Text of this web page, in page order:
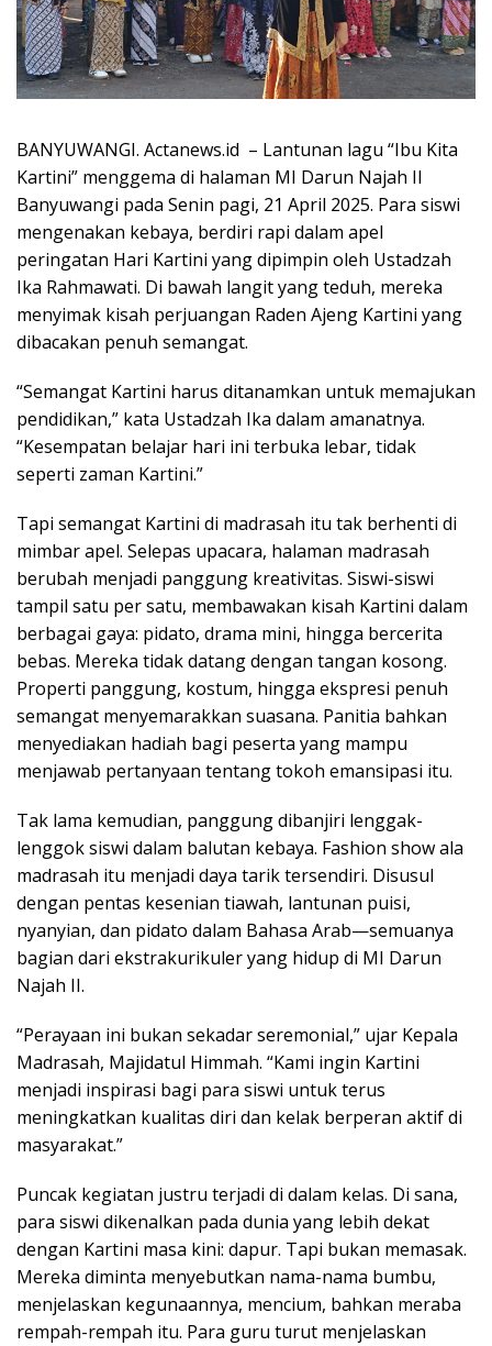
BANYUWANGI. Actanews.id – Lantunan lagu “Ibu Kita
Kartini” menggema di halaman MI Darun Najah II
Banyuwangi pada Senin pagi, 21 April 2025. Para siswi
mengenakan kebaya, berdiri rapi dalam apel
peringatan Hari Kartini yang dipimpin oleh Ustadzah
Ika Rahmawati. Di bawah langit yang teduh, mereka
menyimak kisah perjuangan Raden Ajeng Kartini yang
dibacakan penuh semangat.
“Semangat Kartini harus ditanamkan untuk memajukan
pendidikan,” kata Ustadzah Ika dalam amanatnya.
“Kesempatan belajar hari ini terbuka lebar, tidak
seperti zaman Kartini.”
Tapi semangat Kartini di madrasah itu tak berhenti di
mimbar apel. Selepas upacara, halaman madrasah
berubah menjadi panggung kreativitas. Siswi-siswi
tampil satu per satu, membawakan kisah Kartini dalam
berbagai gaya: pidato, drama mini, hingga bercerita
bebas. Mereka tidak datang dengan tangan kosong.
Properti panggung, kostum, hingga ekspresi penuh
semangat menyemarakkan suasana. Panitia bahkan
menyediakan hadiah bagi peserta yang mampu
menjawab pertanyaan tentang tokoh emansipasi itu.
Tak lama kemudian, panggung dibanjiri lenggak-
lenggok siswi dalam balutan kebaya. Fashion show ala
madrasah itu menjadi daya tarik tersendiri. Disusul
dengan pentas kesenian tiawah, lantunan puisi,
nyanyian, dan pidato dalam Bahasa Arab—semuanya
bagian dari ekstrakurikuler yang hidup di MI Darun
Najah II.
“Perayaan ini bukan sekadar seremonial,” ujar Kepala
Madrasah, Majidatul Himmah. “Kami ingin Kartini
menjadi inspirasi bagi para siswi untuk terus
meningkatkan kualitas diri dan kelak berperan aktif di
masyarakat.”
Puncak kegiatan justru terjadi di dalam kelas. Di sana,
para siswi dikenalkan pada dunia yang lebih dekat
dengan Kartini masa kini: dapur. Tapi bukan memasak.
Mereka diminta menyebutkan nama-nama bumbu,
menjelaskan kegunaannya, mencium, bahkan meraba
rempah-rempah itu. Para guru turut menjelaskan